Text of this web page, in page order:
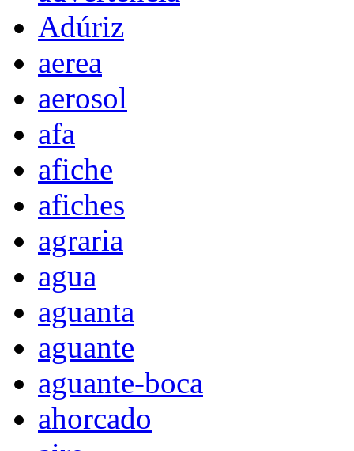
Adúriz
aerea
aerosol
afa
afiche
afiches
agraria
agua
aguanta
aguante
aguante-boca
ahorcado